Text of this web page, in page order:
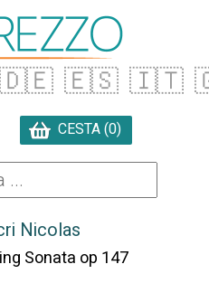
🇩🇪 🇪🇸 🇮🇹
CESTA (0)
Nicolas
Sonata op 147